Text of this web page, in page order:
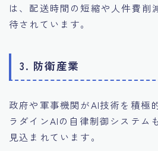
は、配送時間の短縮や人件費削
待されています。
3. 防衛産業
政府や軍事機関がAI技術を積極
ラダインAIの自律制御システム
見込まれています。